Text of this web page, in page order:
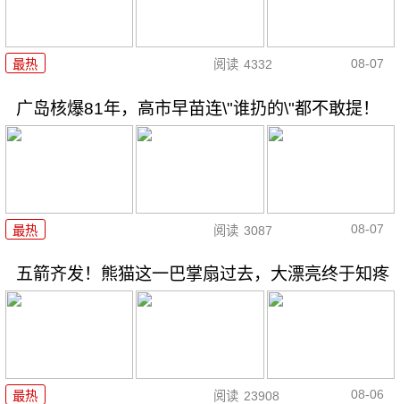
最热 阅读 4332 08-07
广岛核爆81年，高市早苗连\"谁扔的\"都不敢提！
最热 阅读 3087 08-07
五箭齐发！熊猫这一巴掌扇过去，大漂亮终于知疼
最热 阅读 23908 08-06